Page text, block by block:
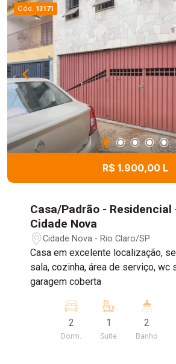
apartamento também oferece
garagem cobertas, garantindo
e segurança no dia a dia. Uma excelente opção
para quem busca qualidade de vida,
funcionalidade e uma ótima
Cód. 13171
R$ 1.900,00 L
Casa/Padrão - Residencial
Cidade Nova
Cidade Nova - Rio Claro/SP
Casa em excelente localização,
sala, cozinha, área de serviço, wc
garagem coberta
2
Dorm.
1
Suite
2
Banho